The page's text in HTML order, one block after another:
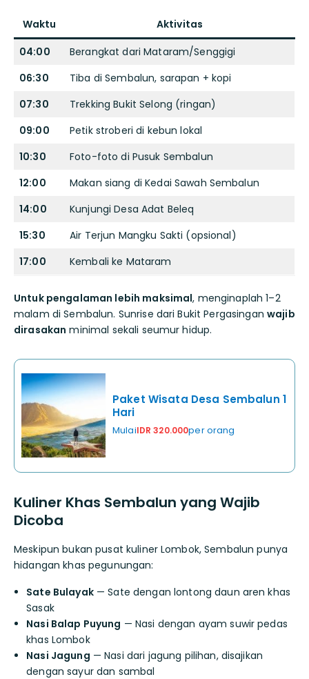
Waktu
Aktivitas
04:00
Berangkat dari Mataram/Senggigi
06:30
Tiba di Sembalun, sarapan + kopi
07:30
Trekking Bukit Selong (ringan)
09:00
Petik stroberi di kebun lokal
10:30
Foto-foto di Pusuk Sembalun
12:00
Makan siang di Kedai Sawah Sembalun
14:00
Kunjungi Desa Adat Beleq
15:30
Air Terjun Mangku Sakti (opsional)
17:00
Kembali ke Mataram
Untuk pengalaman lebih maksimal, menginaplah 1–2
malam di Sembalun. Sunrise dari Bukit Pergasinganwajib
dirasakan minimal sekali seumur hidup.
Paket Wisata Desa Sembalun 1
Hari
MulaiIDR 320.000per orang
Kuliner Khas Sembalun yang Wajib
Dicoba
Meskipun bukan pusat kuliner Lombok, Sembalun punya
hidangan khas pegunungan:
Sate Bulayak— Sate dengan lontong daun aren khas
Sasak
Nasi Balap Puyung — Nasi dengan ayam suwir pedas
khas Lombok
Nasi Jagung — Nasi dari jagung pilihan, disajikan
dengan sayur dan sambal